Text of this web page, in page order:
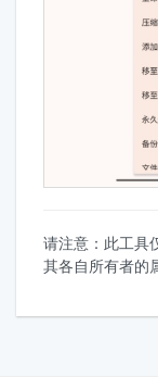
请注意：此工具
其各自所有者的